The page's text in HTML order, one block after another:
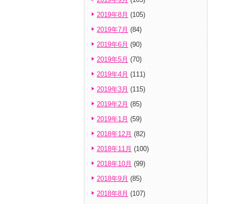
2019年8月 (105)
2019年7月 (84)
2019年6月 (90)
2019年5月 (70)
2019年4月 (111)
2019年3月 (115)
2019年2月 (85)
2019年1月 (59)
2018年12月 (82)
2018年11月 (100)
2018年10月 (99)
2018年9月 (85)
2018年8月 (107)